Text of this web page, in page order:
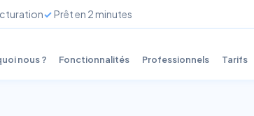
Prêt en 2 minutes
nous ? Fonctionnalités Professionnels Tarifs